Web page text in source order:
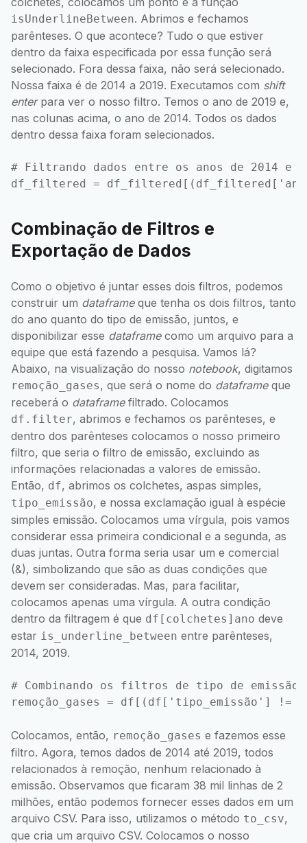
isUnderlineBetween. Abrimos e fechamos
parênteses. O que acontece? Tudo o que estiver
dentro da faixa especificada por essa função será
selecionado. Fora dessa faixa, não será selecionado.
Nossa faixa é de 2014 a 2019. Executamos com shift
enterpara ver o nosso filtro. Temos o ano de 2019 e,
nas colunas acima, o ano de 2014. Todos os dados
dentro dessa faixa foram selecionados.
# Filtrando dados entre os anos de 2014 e
Combinação de Filtros e
Exportação de Dados
Como o objetivo é juntar esses dois filtros, podemos
construir um dataframeque tenha os dois filtros, tanto
do ano quanto do tipo de emissão, juntos, e
disponibilizar esse dataframecomo um arquivo para a
equipe que está fazendo a pesquisa. Vamos lá?
Abaixo, na visualização do nosso notebook, digitamos
remoção_gases, que será o nome do dataframeque
receberá o dataframefiltrado. Colocamos
df.filter, abrimos e fechamos os parênteses, e
dentro dos parênteses colocamos o nosso primeiro
filtro, que seria o filtro de emissão, excluindo as
informações relacionadas a valores de emissão.
Então, df, abrimos os colchetes, aspas simples,
tipo_emissão, e nossa exclamação igual à espécie
simples emissão. Colocamos uma vírgula, pois vamos
considerar essa primeira condicional e a segunda, as
duas juntas. Outra forma seria usar um e comercial
(&), simbolizando que são as duas condições que
devem ser consideradas. Mas, para facilitar,
colocamos apenas uma vírgula. A outra condição
dentro da filtragem é que df[colchetes]ano deve
estar is_underline_between entre parênteses,
2014, 2019.
# Combinando os filtros de tipo de emissão
Colocamos, então, remoção_gases e fazemos esse
filtro. Agora, temos dados de 2014 até 2019, todos
relacionados à remoção, nenhum relacionado à
emissão. Observamos que ficaram 38 mil linhas de 2
milhões, então podemos fornecer esses dados em um
arquivo CSV. Para isso, utilizamos o método to_csv,
que cria um arquivo CSV. Colocamos o nosso